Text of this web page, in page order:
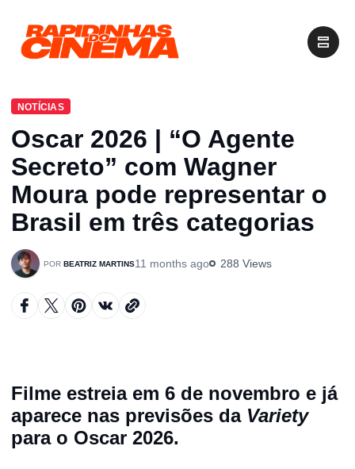
Oscar 2026 | “O Agente
Secreto” com Wagner
Moura pode representar o
Brasil em três categorias
BEATRIZ MARTINS
NOTÍCIAS
11 months ago 288 Views
Filme estreia em 6 de novembro e já
aparece nas previsões da Variety
para o Oscar 2026.